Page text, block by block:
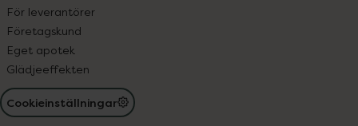
För leverantörer
Företagskund
Eget apotek
Glädjeeffekten
Cookieinställningar